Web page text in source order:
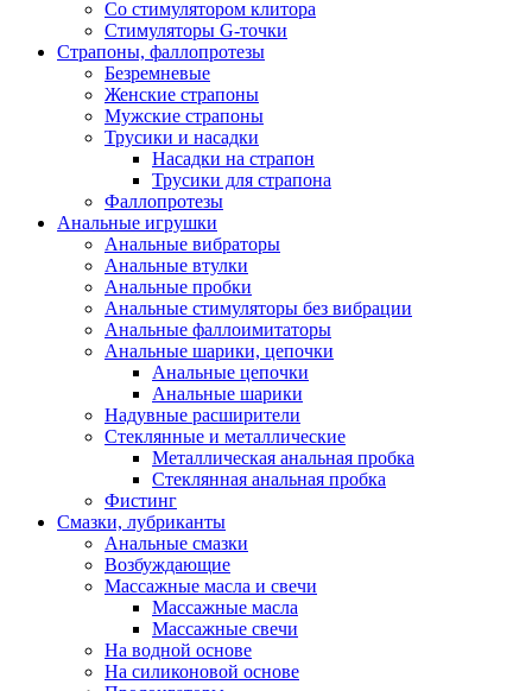
Со стимулятором клитора
Стимуляторы G-точки
Страпоны, фаллопротезы
Безремневые
Женские страпоны
Мужские страпоны
Трусики и насадки
Насадки на страпон
Трусики для страпона
Фаллопротезы
Анальные игрушки
Анальные вибраторы
Анальные втулки
Анальные пробки
Анальные стимуляторы без вибрации
Анальные фаллоимитаторы
Анальные шарики, цепочки
Анальные цепочки
Анальные шарики
Надувные расширители
Стеклянные и металлические
Металлическая анальная пробка
Стеклянная анальная пробка
Фистинг
Смазки, лубриканты
Анальные смазки
Возбуждающие
Массажные масла и свечи
Массажные масла
Массажные свечи
На водной основе
На силиконовой основе